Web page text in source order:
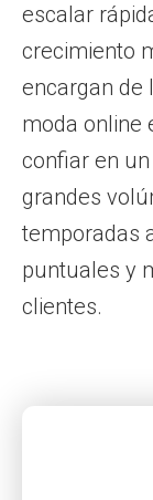
escalar
crecimiento
encargan de
moda online
confiar en
grandes
temporadas
puntuales y
clientes.